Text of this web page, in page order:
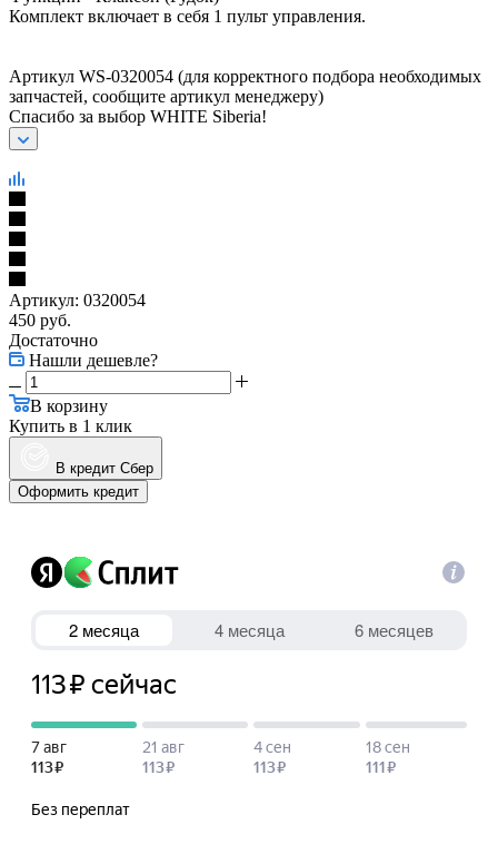
Комплект включает в себя 1 пульт управления.
Артикул WS-0320054 (для корректного подбора необходимых
запчастей, сообщите артикул менеджеру)
Спасибо за выбор WHITE Siberia!
Артикул: 0320054
450 руб.
Достаточно
Нашли дешевле?
В корзину
Купить в 1 клик
В кредит Сбер
Оформить кредит